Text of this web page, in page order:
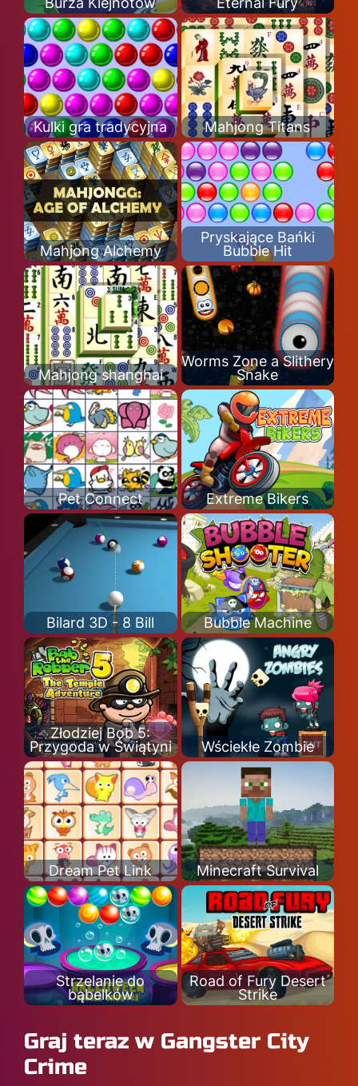
Kulki gra tradycyjna Mahjong Titans
Mahjong Alchemy
Pryskające Bańki
Bubble Hit
Mahjong shanghai
Worms Zone a Slithery
Snake
Pet Connect Extreme Bikers
Bilard 3D - 8 Bill Bubble Machine
Złodziej Bob 5:
Przygoda w Świątyni
Wściekłe Zombie
Dream Pet Link Minecraft Survival
Strzelanie do
bąbelków
Road of Fury Desert
Strike
Graj teraz w Gangster City
Crime